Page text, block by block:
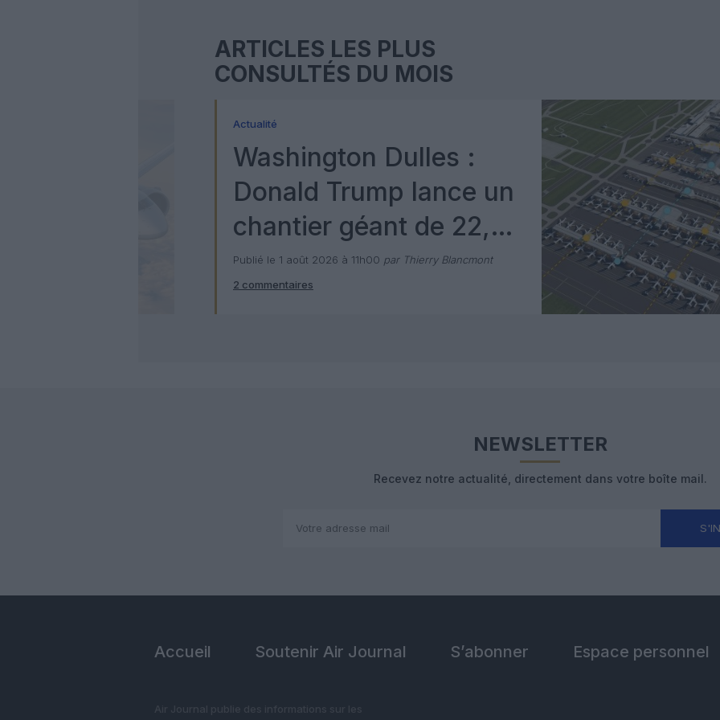
ARTICLES LES PLUS
CONSULTÉS DU MOIS
Actualité
Washington Dulles :
Donald Trump lance un
chantier géant de 22,5
milliards de dollars
Publié le 1 août 2026 à 11h00 par Thierry Blancmont
2 commentaires
NEWSLETTER
Recevez notre actualité, directement dans votre boîte mail.
Accueil Soutenir Air Journal S’abonner Espace personnel